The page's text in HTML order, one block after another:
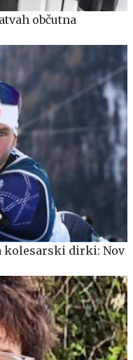
občutna
kolesarski dirki: Nov